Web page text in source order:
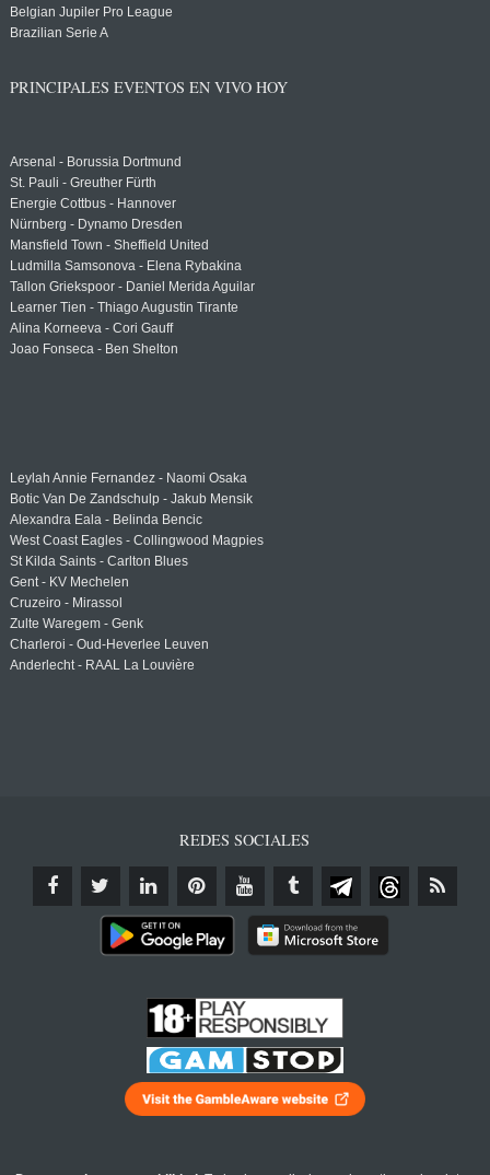
Belgian Jupiler Pro League
Brazilian Serie A
PRINCIPALES EVENTOS EN VIVO HOY
Arsenal - Borussia Dortmund
St. Pauli - Greuther Fürth
Energie Cottbus - Hannover
Nürnberg - Dynamo Dresden
Mansfield Town - Sheffield United
Ludmilla Samsonova - Elena Rybakina
Tallon Griekspoor - Daniel Merida Aguilar
Learner Tien - Thiago Augustin Tirante
Alina Korneeva - Cori Gauff
Joao Fonseca - Ben Shelton
Leylah Annie Fernandez - Naomi Osaka
Botic Van De Zandschulp - Jakub Mensik
Alexandra Eala - Belinda Bencic
West Coast Eagles - Collingwood Magpies
St Kilda Saints - Carlton Blues
Gent - KV Mechelen
Cruzeiro - Mirassol
Zulte Waregem - Genk
Charleroi - Oud-Heverlee Leuven
Anderlecht - RAAL La Louvière
REDES SOCIALES